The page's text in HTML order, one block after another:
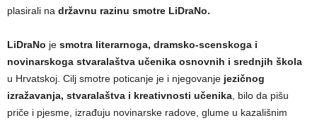
plasirali na državnu razinu smotre LiDraNo.
LiDraNo je smotra literarnoga, dramsko-scenskoga i
novinarskoga stvaralaštva učenika osnovnih i srednjih škola
u Hrvatskoj. Cilj smotre poticanje je i njegovanje jezičnog
izražavanja, stvaralaštva i kreativnosti učenika , bilo da pišu
priče i pjesme, izrađuju novinarske radove, glume u kazališnim